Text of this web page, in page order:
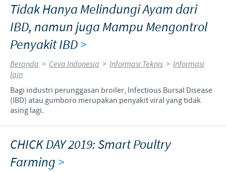
Tidak Hanya Melindungi Ayam dari
IBD, namun juga Mampu Mengontrol
Penyakit IBD>
Beranda > Ceva Indonesia > Informasi Teknis > Informasi
lain
Bagi industri perunggasan broiler, Infectious Bursal Disease
(IBD) atau gumboro merupakan penyakit viral yang tidak
asing lagi.
CHICK DAY 2019: Smart Poultry
Farming >